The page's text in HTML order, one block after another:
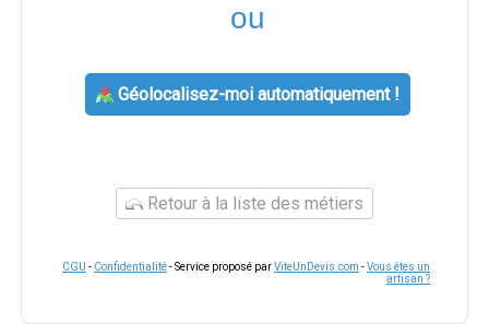
ou
Géolocalisez-moi automatiquement !
Retour à la liste des métiers
CGU - Confidentialité- Service proposé parViteUnDevis.com -Vous êtes un
artisan ?